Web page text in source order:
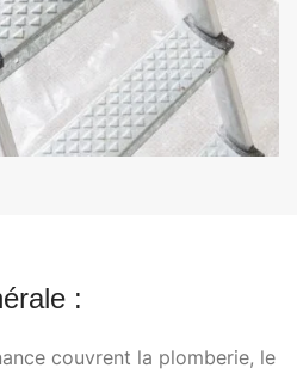
:
couvrent la plomberie, le